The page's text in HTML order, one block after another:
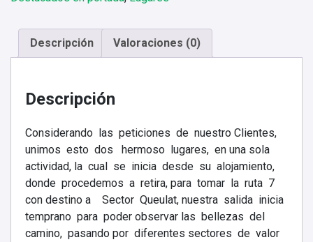
Descripción Valoraciones (0)
Descripción
Considerando las peticiones de nuestro Clientes,
unimos esto dos hermoso lugares, en una sola
actividad, la cual se inicia desde su alojamiento,
donde procedemos a retira, para tomar la ruta 7
con destino a Sector Queulat, nuestra salida inicia
temprano para poder observar las bellezas del
camino, pasando por diferentes sectores de valor